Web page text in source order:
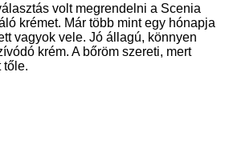
volt megrendelni a Scenia
krémet. Már több mint egy hónapja
vagyok vele. Jó állagú, könnyen
krém. A bőröm szereti, mert
tőle.